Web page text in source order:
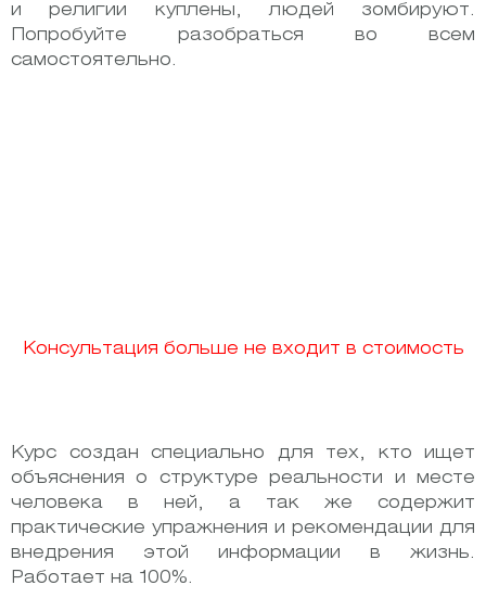
и религии куплены, людей зомбируют.
Попробуйте разобраться во всем
самостоятельно.
Консультация больше не входит в стоимость
Курс создан специально для тех, кто ищет
объяснения о структуре реальности и месте
человека в ней, а так же содержит
практические упражнения и рекомендации для
внедрения этой информации в жизнь.
Работает на 100%.